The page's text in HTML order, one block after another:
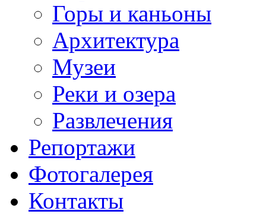
Горы и каньоны
Архитектура
Музеи
Реки и озера
Развлечения
Репортажи
Фотогалерея
Контакты